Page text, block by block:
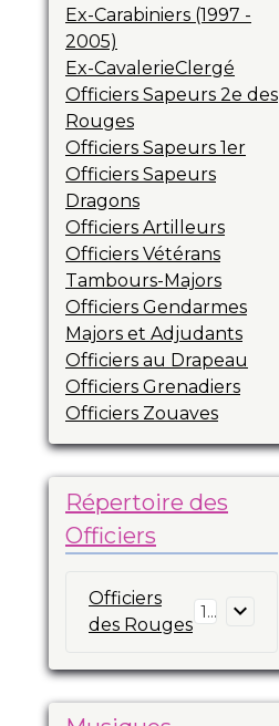
Ex-Carabiniers (1997 -
2005)
Ex-CavalerieClergé
Officiers Sapeurs 2e des
Rouges
Officiers Sapeurs 1er
Officiers Sapeurs
Dragons
Officiers Artilleurs
Officiers Vétérans
Tambours-Majors
Officiers Gendarmes
Majors et Adjudants
Officiers au Drapeau
Officiers Grenadiers
Officiers Zouaves
Répertoire des
Officiers
Officiers
des Rouges
16